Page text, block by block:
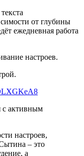
от глубины
ежедневная работа
настроев.
с активным
настроев,
– это
а